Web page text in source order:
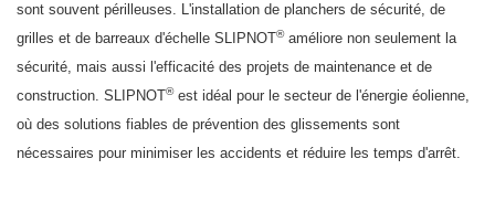
sont souvent périlleuses. L'installation de planchers de sécurité, de
grilles et de barreaux d'échelle SLIPNOT®améliore non seulement la
sécurité, mais aussi l'efficacité des projets de maintenance et de
construction. SLIPNOT®est idéal pour le secteur de l'énergie éolienne,
où des solutions fiables de prévention des glissements sont
nécessaires pour minimiser les accidents et réduire les temps d'arrêt.